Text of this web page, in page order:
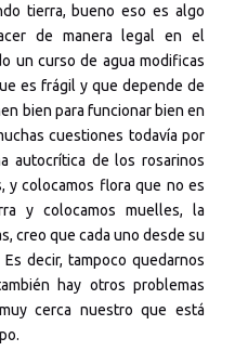
tierra, bueno eso es algo
de manera legal en el
un curso de agua modificas
es frágil y que depende de
bien para funcionar bien en
cuestiones todavía por
autocrítica de los rosarinos
y colocamos flora que no es
y colocamos muelles, la
creo que cada uno desde su
decir, tampoco quedarnos
hay otros problemas
cerca nuestro que está